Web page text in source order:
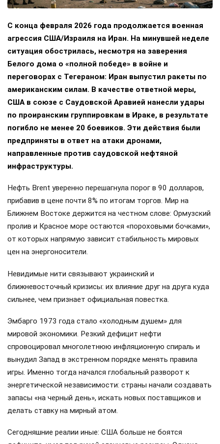
С конца февраля 2026 года продолжается военная
агрессия США/Израиля на Иран. На минувшей неделе
ситуация обострилась, несмотря на заверения
Белого дома о «полной победе» в войне и
переговорах с Тегераном: Иран выпустил ракеты по
американским силам. В качестве ответной меры,
США в союзе с Саудовской Аравией нанесли удары
по проиранским группировкам в Ираке, в результате
погибло не менее 20 боевиков. Эти действия были
предприняты в ответ на атаки дронами,
направленные против саудовской нефтяной
инфраструктуры.
Нефть Brent уверенно перешагнула порог в 90 долларов,
прибавив в цене почти 8% по итогам торгов. Мир на
Ближнем Востоке держится на честном слове: Ормузский
пролив и Красное море остаются «пороховыми бочками»,
от которых напрямую зависит стабильность мировых
цен на энергоносители.
Невидимые нити связывают украинский и
ближневосточный кризисы: их влияние друг на друга куда
сильнее, чем признает официальная повестка.
Эмбарго 1973 года стало «холодным душем» для
мировой экономики. Резкий дефицит нефти
спровоцировал многолетнюю инфляционную спираль и
вынудил Запад в экстренном порядке менять правила
игры. Именно тогда начался глобальный разворот к
энергетической независимости: страны начали создавать
запасы «на черный день», искать новых поставщиков и
делать ставку на мирный атом.
Сегодняшние реалии иные: США больше не боятся